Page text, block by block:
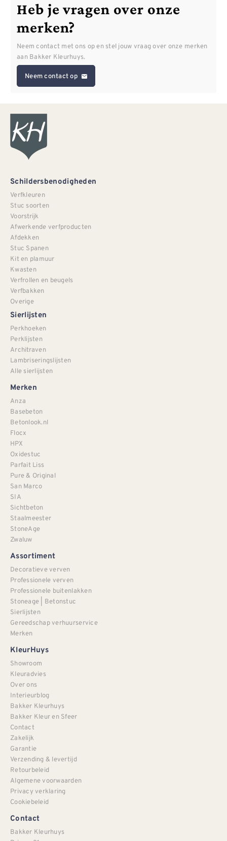
Heb je vragen over onze
merken?
Neem contact met ons op en stel jouw vraag over onze merken
aan Bakker Kleurhuys.
Neem contact op
Schildersbenodigheden
Verfkleuren
Stuc soorten
Voorstrijk
Afwerkende verfproducten
Afdekken
Stuc Spanen
Kit en plamuur
Kwasten
Verfrollen en beugels
Verfbakken
Overige
Sierlijsten
Perkhoeken
Perklijsten
Architraven
Lambriseringslijsten
Alle sierlijsten
Merken
Anza
Basebeton
Betonlook.nl
Flocx
HPX
Oxidestuc
Parfait Liss
Pure & Original
San Marco
SIA
Sichtbeton
Staalmeester
StoneAge
Zwaluw
Assortiment
Decoratieve verven
Professionele verven
Professionele buitenlakken
Stoneage | Betonstuc
Sierlijsten
Gereedschap verhuurservice
Merken
KleurHuys
Showroom
Kleuradvies
Over ons
Interieurblog
Bakker Kleurhuys
Bakker Kleur en Sfeer
Contact
Zakelijk
Garantie
Verzending & levertijd
Retourbeleid
Algemene voorwaarden
Privacy verklaring
Cookiebeleid
Contact
Bakker Kleurhuys